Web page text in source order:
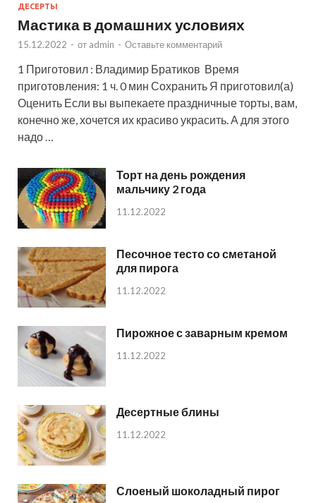
ДЕСЕРТЫ
Мастика в домашних условиях
15.12.2022 - от admin - Оставьте комментарий
1 Приготовил : Владимир Братиков Время
приготовления: 1 ч. 0 мин Сохранить Я приготовил(а)
Оценить Если вы выпекаете праздничные торты, вам,
конечно же, хочется их красиво украсить. А для этого
надо …
Торт на день рождения
мальчику 2 года
11.12.2022
Песочное тесто со сметаной
для пирога
11.12.2022
Пирожное с заварным кремом
11.12.2022
Десертные блины
11.12.2022
Слоеный шоколадный пирог